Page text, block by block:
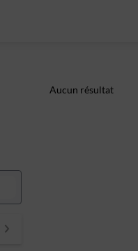
Aucun résultat